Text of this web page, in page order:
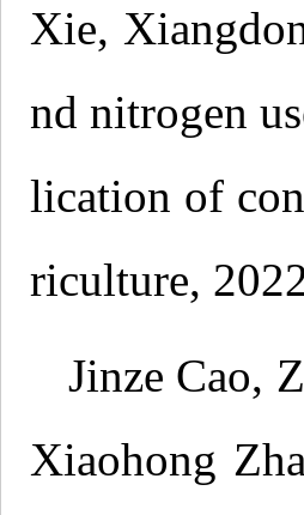
Xie,
nd nitrogen
lication of
riculture,
Jinze Cao,
Xiaohong